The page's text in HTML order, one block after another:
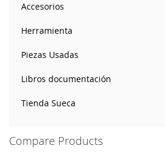
Accesorios
Herramienta
Piezas Usadas
Libros documentación
Tienda Sueca
Compare Products